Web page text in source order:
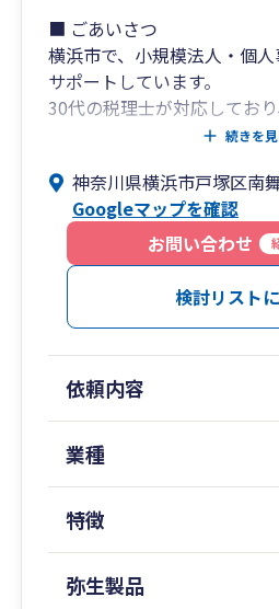
る税理士法人を目指していま
①ビジョン式月次決算書
ビジョン税理士法人は、「強
り」を支援しています。
②ビジョン式経営計画書
ビジョン式「経営計画書」
列の計画書」ではなく、将
お手伝いします！
・節税支援、記帳代行、ク
・融資支援
・社労士事務所併設
■ ごあいさつ
横浜市で、小規模法人・個
サポートしています。
30代の税理士が対応しており
「相談しやすい」と言って
創業期（年商1,000万円以下
商1億円以下）の事業者様か
数字に苦手意識のある経営
ただいています。
■ 大切にしていること
ペースに合わせた関わり方
必要な場面では少し背中を
支えるような形で伴走でき
クラウド会計やオンライン
の少ないやり取りで進めて
記帳代行にも対応しており
続きを
神奈川県横浜市戸塚区南
Googleマップを確認
お問い合わせ
検討リスト
依頼内容
業種
特徴
弥生製品